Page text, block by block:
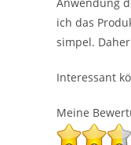
ich das
simpel.
Interessant
Meine